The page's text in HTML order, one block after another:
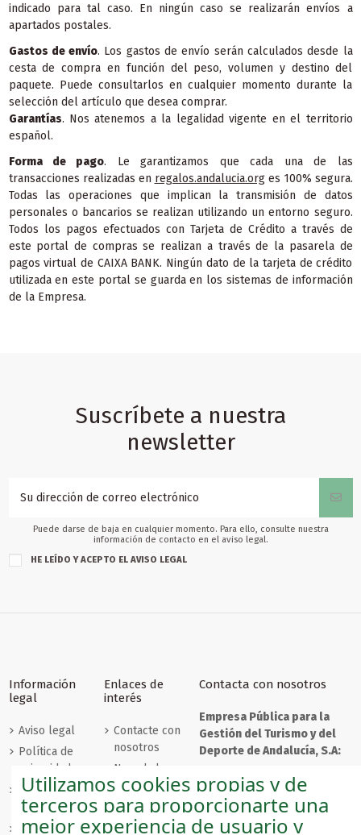
indicado para tal caso. En ningún caso se realizarán envíos a
apartados postales.
Gastos de envío. Los gastos de envío serán calculados desde la
cesta de compra en función del peso, volumen y destino del
paquete. Puede consultarlos en cualquier momento durante la
selección del artículo que desea comprar.
Garantías. Nos atenemos a la legalidad vigente en el territorio
español.
Forma de pago. Le garantizamos que cada una de las
transacciones realizadas en regalos.andalucia.orges 100% segura.
Todas las operaciones que implican la transmisión de datos
personales o bancarios se realizan utilizando un entorno seguro.
Todos los pagos efectuados con Tarjeta de Crédito a través de
este portal de compras se realizan a través de la pasarela de
pagos virtual de CAIXA BANK. Ningún dato de la tarjeta de crédito
utilizada en este portal se guarda en los sistemas de información
de la Empresa.
Suscríbete a nuestra
newsletter
Puede darse de baja en cualquier momento. Para ello, consulte nuestra
información de contacto en el aviso legal.
HE LEÍDO Y ACEPTO EL AVISO LEGAL
Información
legal
Aviso legal
Política de
privacidad
Políticas de
cookies
Condiciones
Enlaces de
interés
Contacte con
nosotros
Novedades
Los más
vendidos
Iniciar sesión
Contacta con nosotros
Empresa Pública para la
Gestión del Turismo y del
Deporte de Andalucía, S.A:
29008 - Málaga
Utilizamos cookies propias y de
terceros para proporcionarte una
mejor experiencia de usuario y